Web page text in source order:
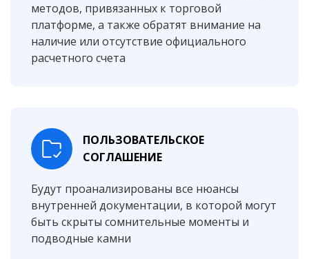
методов, привязанных к торговой
платформе, а также обратят внимание на
наличие или отсутствие официального
расчетного счета
ПОЛЬЗОВАТЕЛЬСКОЕ
СОГЛАШЕНИЕ
Будут проанализированы все нюансы
внутренней документации, в которой могут
быть скрыты сомнительные моменты и
подводные камни